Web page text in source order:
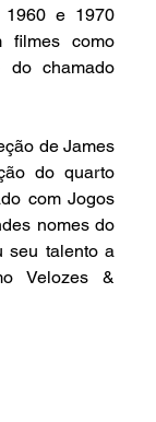
1960 e 1970
filmes como
do chamado
de James
do quarto
com Jogos
nomes do
seu talento a
Velozes &